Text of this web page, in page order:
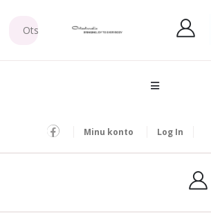
Minu konto Log In